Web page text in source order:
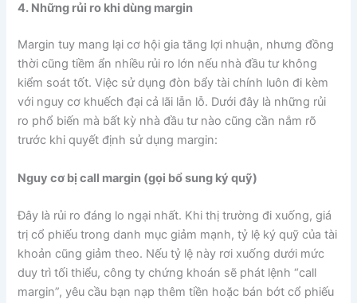
4. Những rủi ro khi dùng margin
Margin tuy mang lại cơ hội gia tăng lợi nhuận, nhưng đồng
thời cũng tiềm ẩn nhiều rủi ro lớn nếu nhà đầu tư không
kiểm soát tốt. Việc sử dụng đòn bẩy tài chính luôn đi kèm
với nguy cơ khuếch đại cả lãi lẫn lỗ. Dưới đây là những rủi
ro phổ biến mà bất kỳ nhà đầu tư nào cũng cần nắm rõ
trước khi quyết định sử dụng margin:
Nguy cơ bị call margin (gọi bổ sung ký quỹ)
Đây là rủi ro đáng lo ngại nhất. Khi thị trường đi xuống, giá
trị cổ phiếu trong danh mục giảm mạnh, tỷ lệ ký quỹ của tài
khoản cũng giảm theo. Nếu tỷ lệ này rơi xuống dưới mức
duy trì tối thiểu, công ty chứng khoán sẽ phát lệnh “call
margin”, yêu cầu bạn nạp thêm tiền hoặc bán bớt cổ phiếu